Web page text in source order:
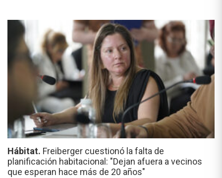
Hábitat. Freiberger cuestionó la falta de
planificación habitacional: "Dejan afuera a vecinos
que esperan hace más de 20 años"